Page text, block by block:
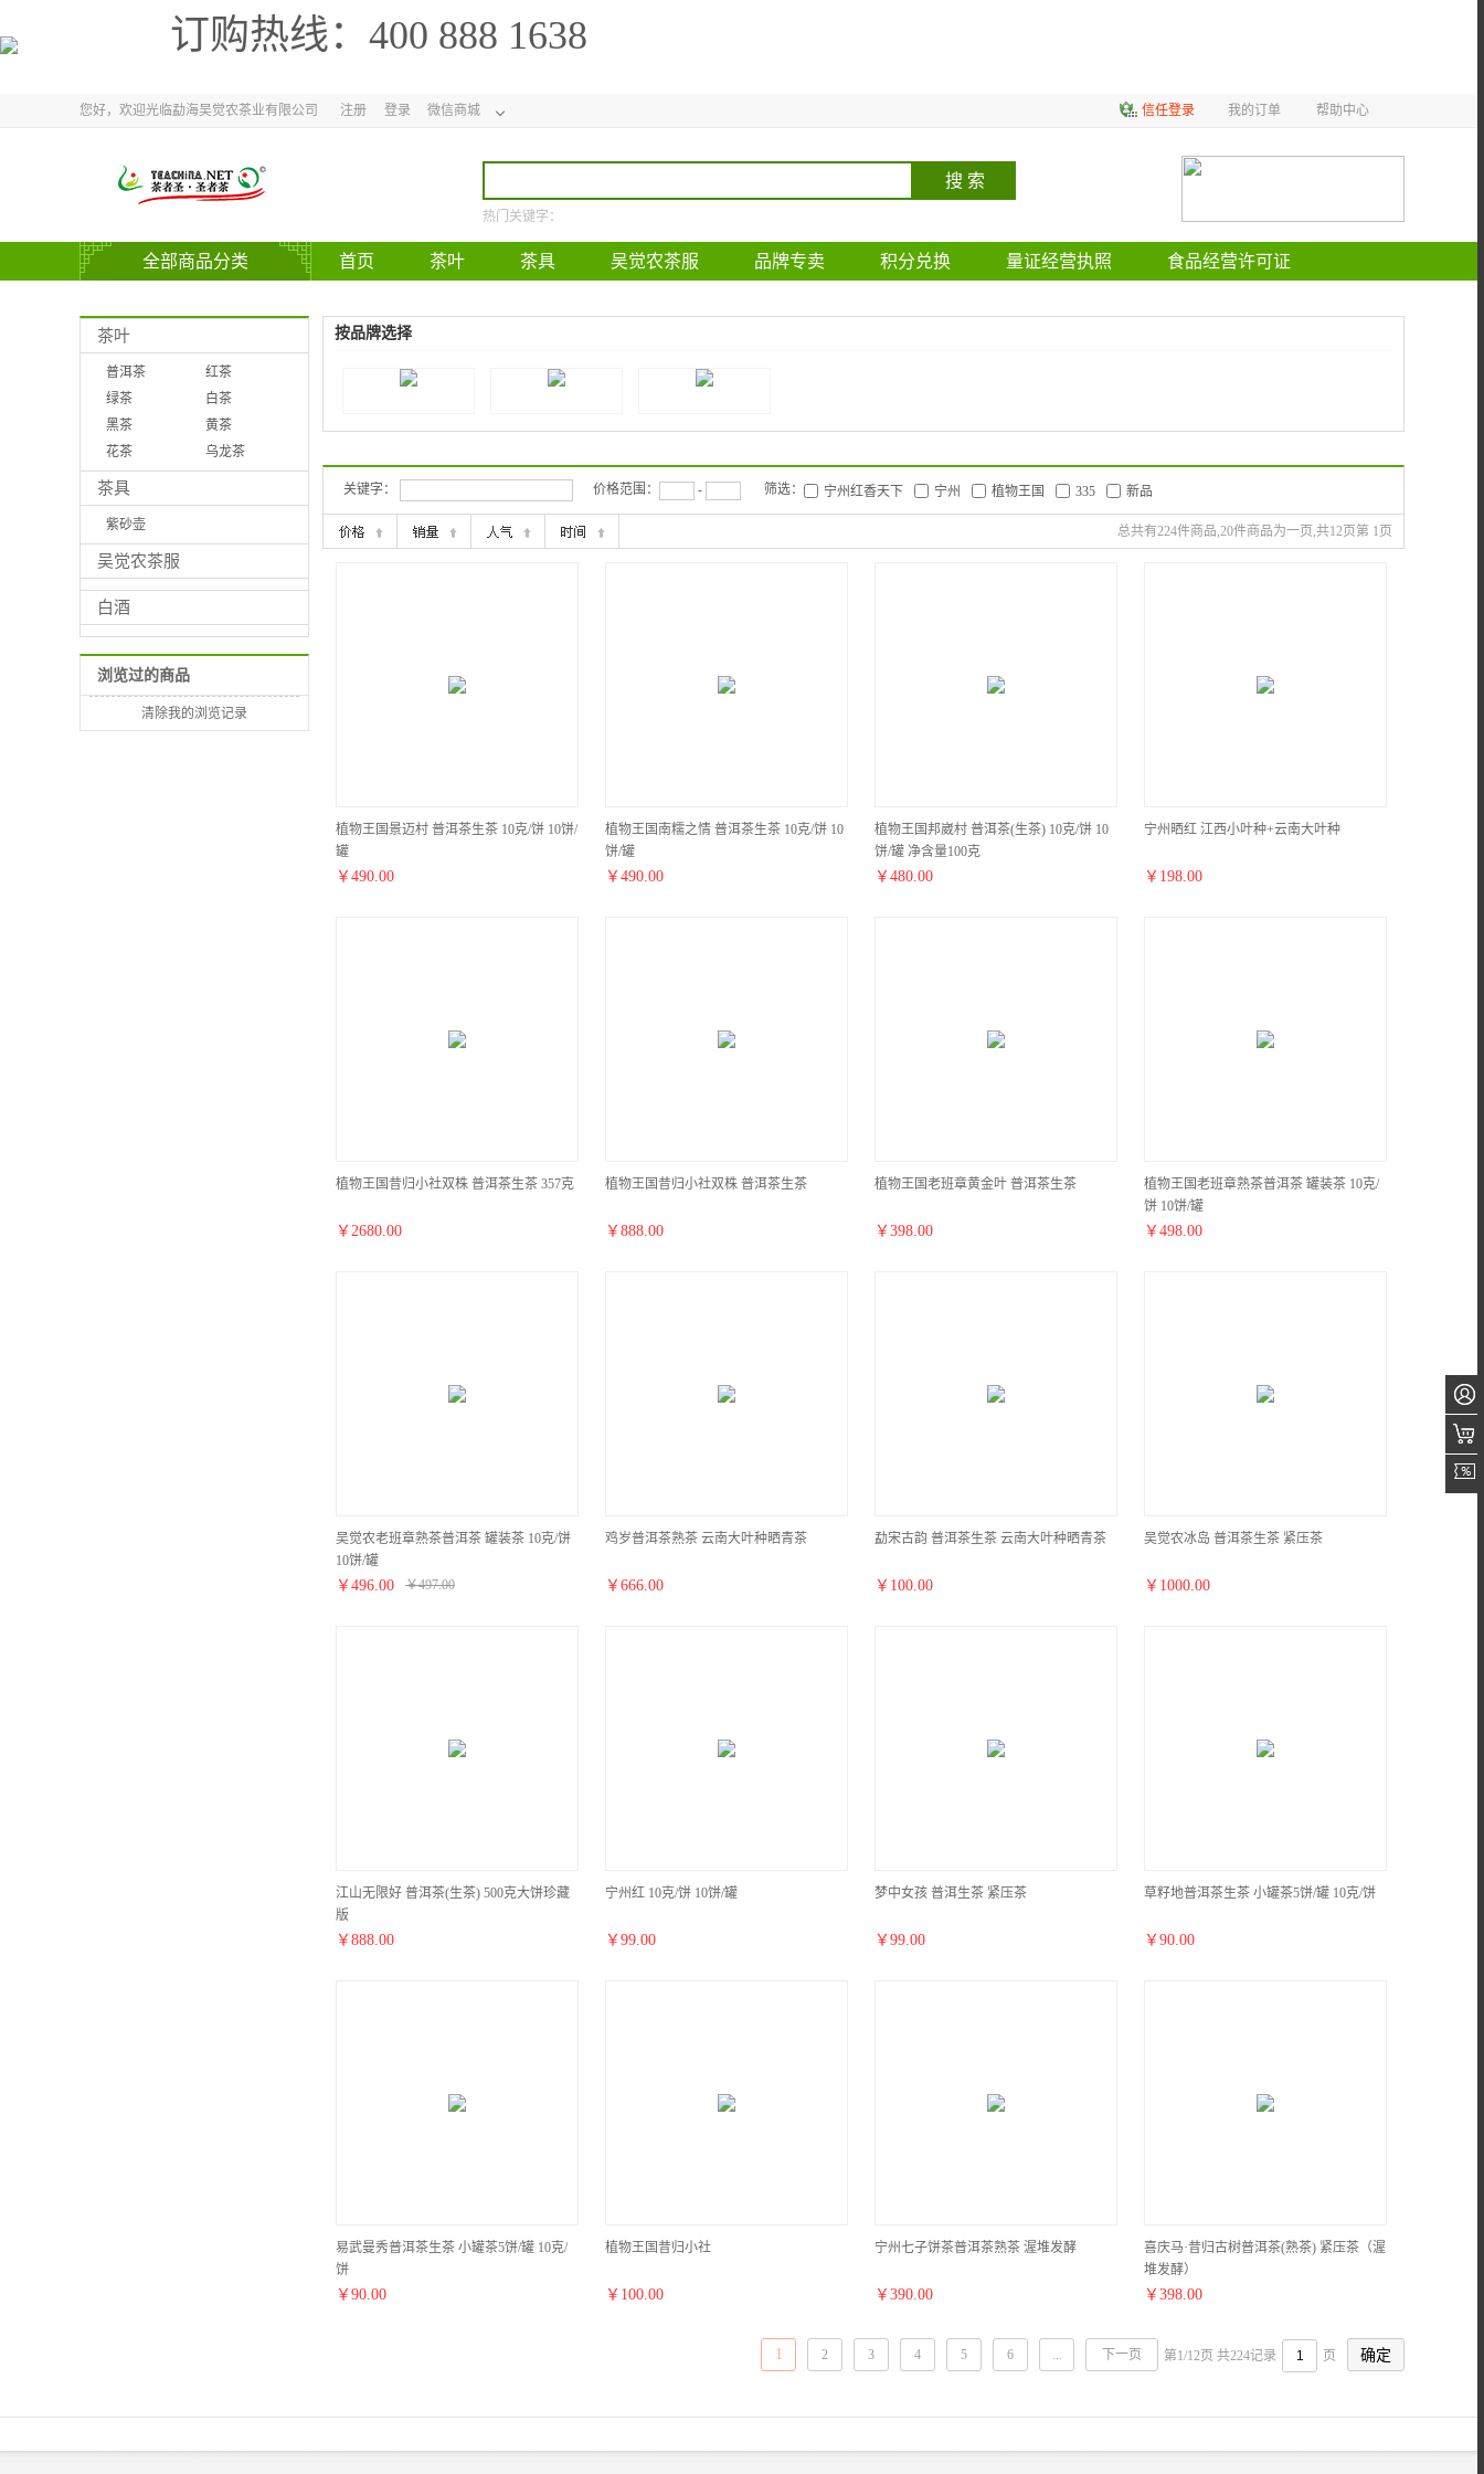
订购热线： 400 888 1638
您好，欢迎光临勐海吴觉农茶业有限公司 注册 登录 微信商城 信任登录 我的订单 帮助中心
热门关键字：
全部商品分类 首页 茶叶 茶具 吴觉农茶服 品牌专卖 积分兑换 量证经营执照 食品经营许可证
茶叶
普洱茶
红茶
绿茶
白茶
黑茶
黄茶
花茶
乌龙茶
茶具
紫砂壶
吴觉农茶服
白酒
浏览过的商品
清除我的浏览记录
按品牌选择
关键字： 价格范围： - 筛选： 宁州红香天下 宁州 植物王国 335 新品
总共有224件商品,20件商品为一页,共12页第 1页
植物王国景迈村 普洱茶生茶 10克/饼 10饼/
罐
￥ 490.00
植物王国南糯之情 普洱茶生茶 10克/饼 10
饼/罐
￥ 490.00
植物王国邦崴村 普洱茶(生茶) 10克/饼 10
饼/罐 净含量100克
￥ 480.00
宁州晒红 江西小叶种+云南大叶种
￥ 198.00
植物王国昔归小社双株 普洱茶生茶 357克
￥ 2680.00
植物王国昔归小社双株 普洱茶生茶
￥ 888.00
植物王国老班章黄金叶 普洱茶生茶
￥ 398.00
植物王国老班章熟茶普洱茶 罐装茶 10克/
饼 10饼/罐
￥ 498.00
吴觉农老班章熟茶普洱茶 罐装茶 10克/饼
10饼/罐
￥ 496.00 ￥497.00
鸡岁普洱茶熟茶 云南大叶种晒青茶
￥ 666.00
勐宋古韵 普洱茶生茶 云南大叶种晒青茶
￥ 100.00
吴觉农冰岛 普洱茶生茶 紧压茶
￥ 1000.00
江山无限好 普洱茶(生茶) 500克大饼珍藏
版
￥ 888.00
宁州红 10克/饼 10饼/罐
￥ 99.00
梦中女孩 普洱生茶 紧压茶
￥ 99.00
草籽地普洱茶生茶 小罐茶5饼/罐 10克/饼
￥ 90.00
易武曼秀普洱茶生茶 小罐茶5饼/罐 10克/
饼
￥ 90.00
植物王国昔归小社
￥ 100.00
宁州七子饼茶普洱茶熟茶 渥堆发酵
￥ 390.00
喜庆马·昔归古树普洱茶(熟茶) 紧压茶（渥
堆发酵）
￥ 398.00
1 2 3 4 5 6 下一页 第1/12页 共224记录 页